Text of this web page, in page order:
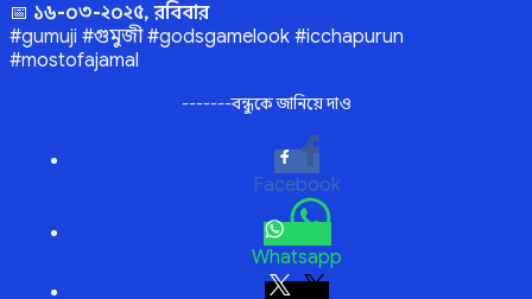
📅 ১৬-০৩-২০২৫, রবিবার
#gumuji #গুমুজী #godsgamelook #icchapurun
#mostofajamal
-------বন্ধুকে জানিয়ে দাও
Facebook
Whatsapp